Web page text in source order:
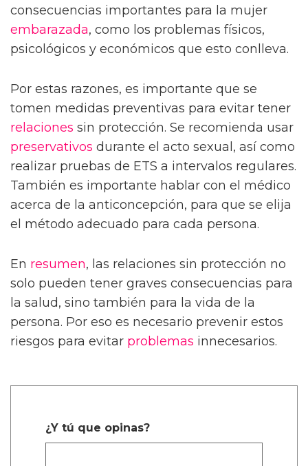
consecuencias importantes para la mujer
embarazada, como los problemas físicos,
psicológicos y económicos que esto conlleva.
Por estas razones, es importante que se
tomen medidas preventivas para evitar tener
relaciones sin protección. Se recomienda usar
preservativos durante el acto sexual, así como
realizar pruebas de ETS a intervalos regulares.
También es importante hablar con el médico
acerca de la anticoncepción, para que se elija
el método adecuado para cada persona.
En resumen, las relaciones sin protección no
solo pueden tener graves consecuencias para
la salud, sino también para la vida de la
persona. Por eso es necesario prevenir estos
riesgos para evitar problemas innecesarios.
¿Y tú que opinas?